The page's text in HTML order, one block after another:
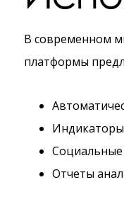
В современном
платформы
Индикаторы
Отчеты